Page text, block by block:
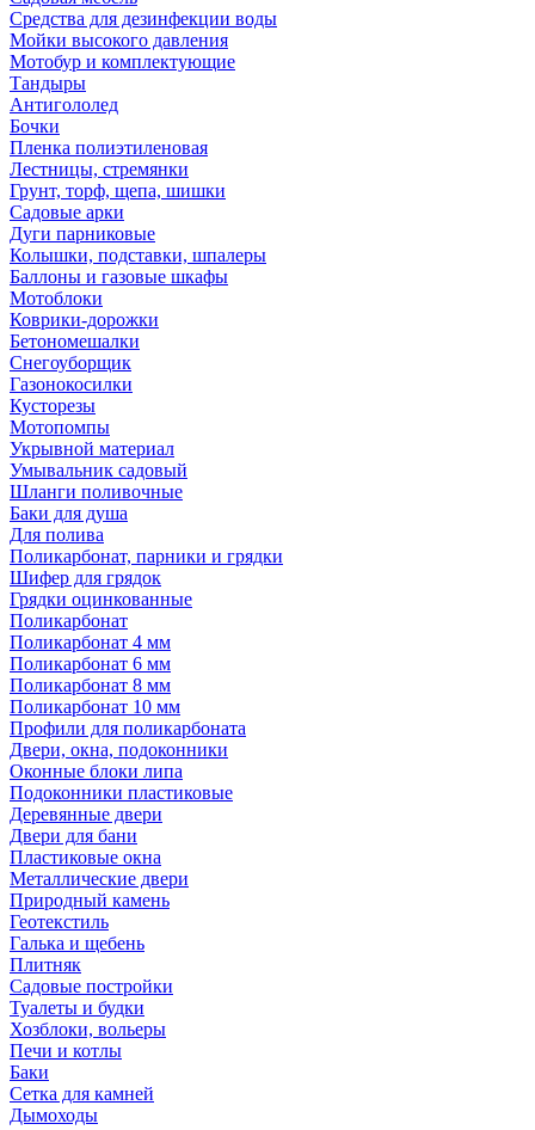
Средства для дезинфекции воды
Мойки высокого давления
Мотобур и комплектующие
Тандыры
Антигололед
Бочки
Пленка полиэтиленовая
Лестницы, стремянки
Грунт, торф, щепа, шишки
Садовые арки
Дуги парниковые
Колышки, подставки, шпалеры
Баллоны и газовые шкафы
Мотоблоки
Коврики-дорожки
Бетономешалки
Снегоуборщик
Газонокосилки
Кусторезы
Мотопомпы
Укрывной материал
Умывальник садовый
Шланги поливочные
Баки для душа
Для полива
Поликарбонат, парники и грядки
Шифер для грядок
Грядки оцинкованные
Поликарбонат
Поликарбонат 4 мм
Поликарбонат 6 мм
Поликарбонат 8 мм
Поликарбонат 10 мм
Профили для поликарбоната
Двери, окна, подоконники
Оконные блоки липа
Подоконники пластиковые
Деревянные двери
Двери для бани
Пластиковые окна
Металлические двери
Природный камень
Геотекстиль
Галька и щебень
Плитняк
Садовые постройки
Туалеты и будки
Хозблоки, вольеры
Печи и котлы
Баки
Сетка для камней
Дымоходы